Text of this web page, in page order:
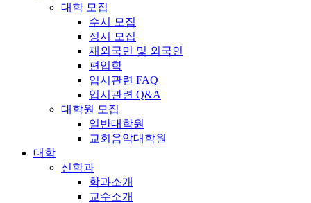
대학 모집
수시 모집
정시 모집
재외국민 및 외국인
편입학
입시관련 FAQ
입시관련 Q&A
대학원 모집
일반대학원
교회음악대학원
대학
신학과
학과소개
교수소개